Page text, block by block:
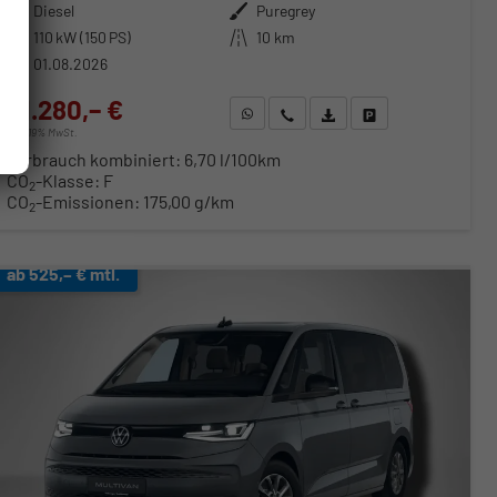
Diesel Außenfarbe Puregrey
110 kW (150 PS) Kilometerstand 10 km
01.08.2026
51.280,– €
incl. 19% MwSt.
WhatsApp anfragen
Wir rufen Sie anFahrzeugexposé (PDF)
Fahrzeug parken
Verbrauch kombiniert: 6,70 l/100km
CO2-Klasse: F
CO2-Emissionen: 175,00 g/km
ab 525,– € mtl.